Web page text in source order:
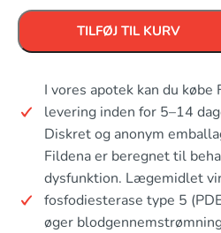
TILFØJ TIL KURV
I vores apotek kan du
levering inden for 5–14
Diskret og anonym
Fildena er beregnet til
dysfunktion. Lægemidlet
fosfodiesterase type 5
øger